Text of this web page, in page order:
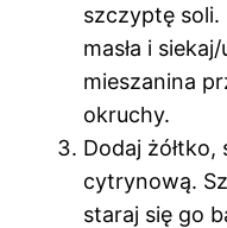
szczyptę soli.
masła i
mieszanina
okruchy.
Dodaj
cytrynową.
staraj się go